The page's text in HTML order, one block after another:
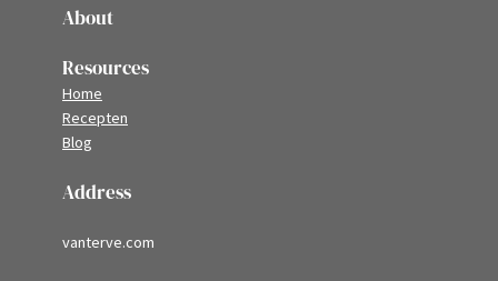
About
Resources
Home
Recepten
Blog
Address
vanterve.com